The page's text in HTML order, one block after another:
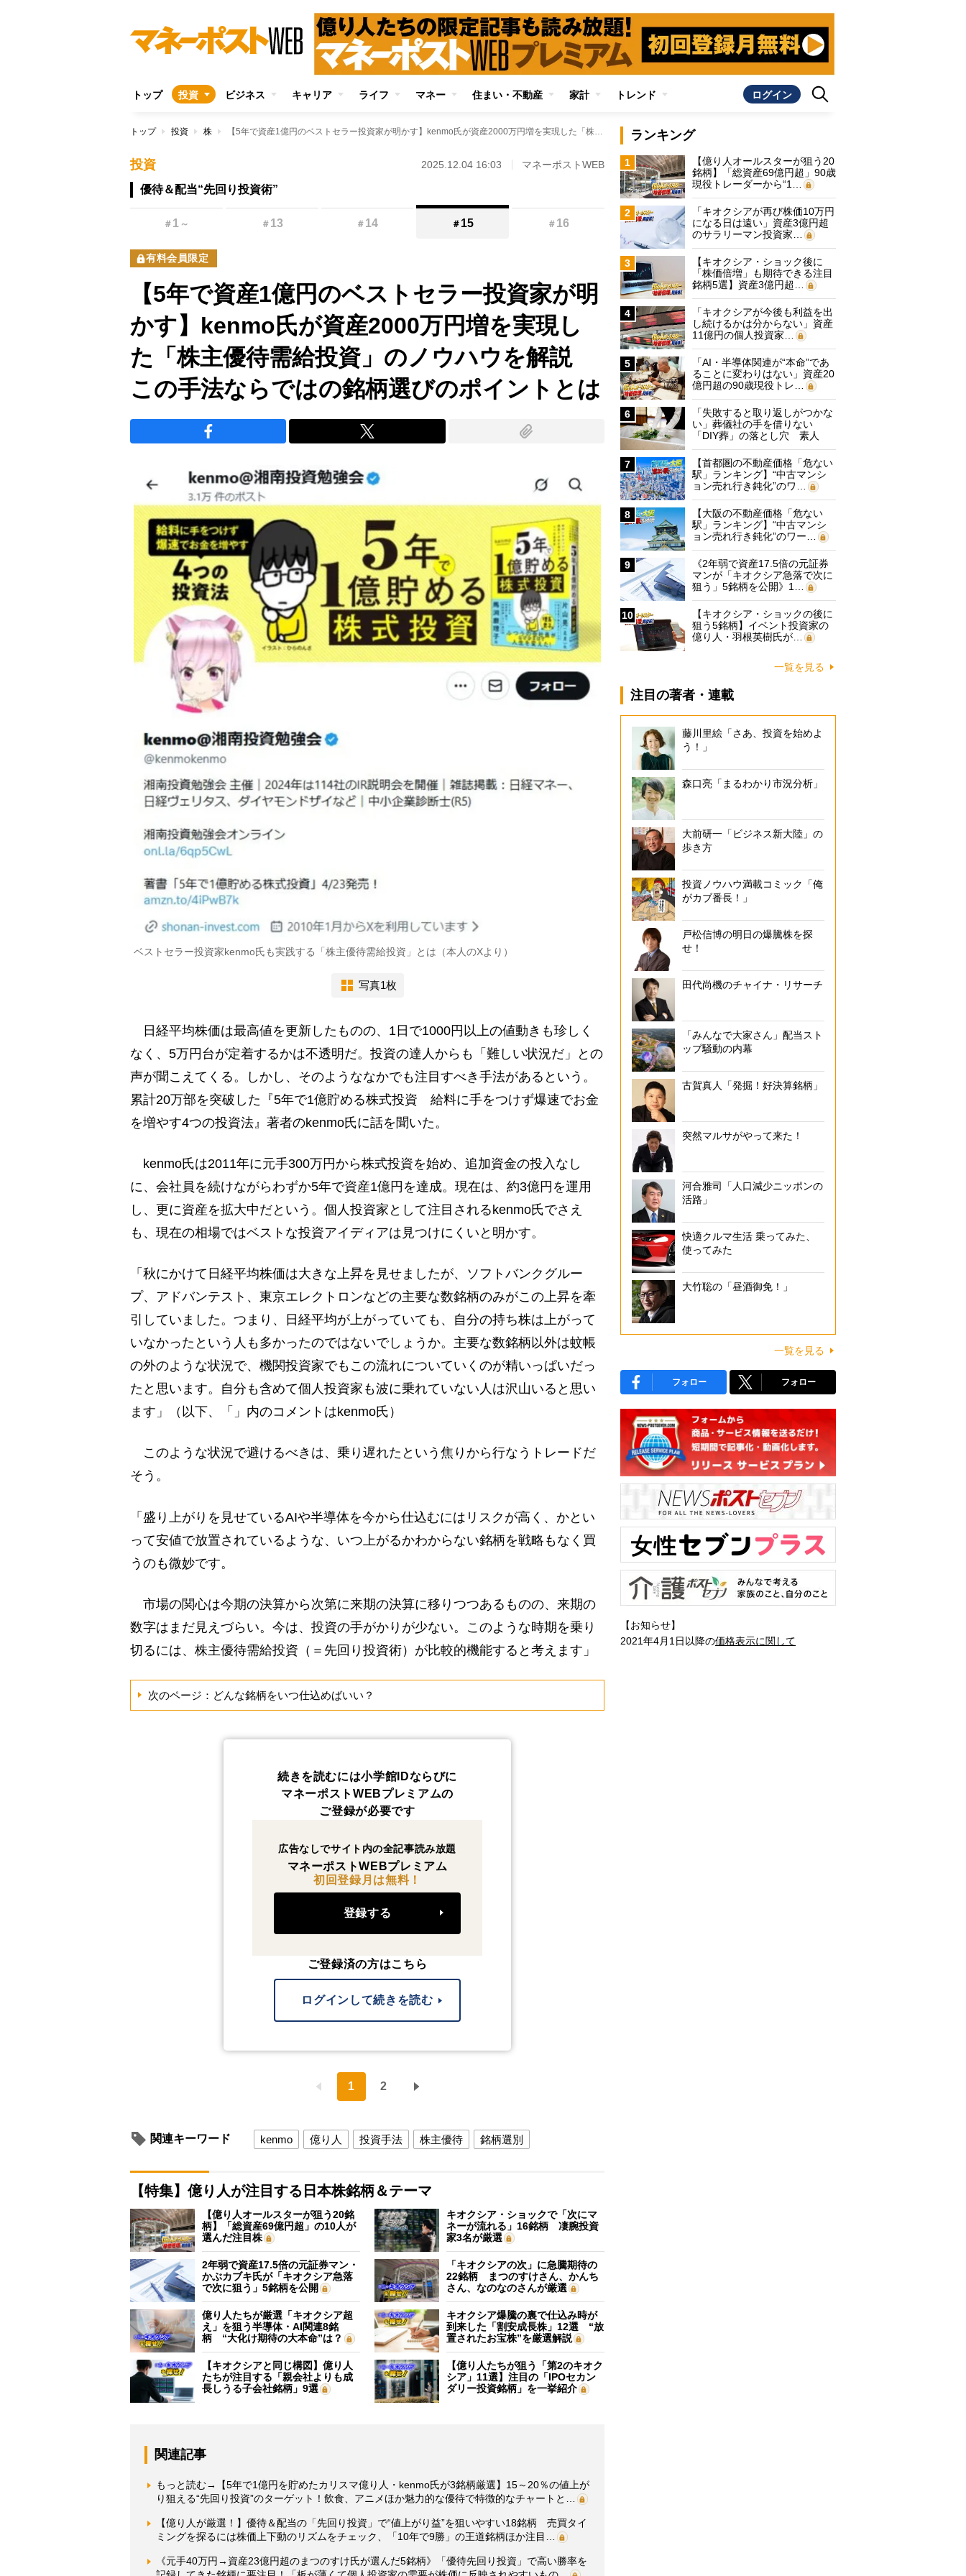
トップ 投資 ビジネス キャリア ライフ マネー 住まい・不動産 家計 トレンド ログイン
トップ 投資 株 【5年で資産1億円のベストセラー投資家が明かす】kenmo氏が資産2000万円増を実現した「株主優待需給投資」のノウハウを解説 この手法ならではの銘柄選びのポイントとは
投資 2025.12.04 16:03 マネーポストWEB
優待＆配当“先回り投資術”
＃ 1 ～ ＃ 13 ＃ 14 ＃ 15 ＃ 16
有料会員限定
【5年で資産1億円のベストセラー投資家が明
かす】kenmo氏が資産2000万円増を実現し
た「株主優待需給投資」のノウハウを解説
この手法ならではの銘柄選びのポイントとは
ベストセラー投資家kenmo氏も実践する「株主優待需給投資」とは（本人のXより）
写真1枚
日経平均株価は最高値を更新したものの、1日で1000円以上の値動きも珍しく
なく、5万円台が定着するかは不透明だ。投資の達人からも「難しい状況だ」との
声が聞こえてくる。しかし、そのようななかでも注目すべき手法があるという。
累計20万部を突破した『5年で1億貯める株式投資 給料に手をつけず爆速でお金
を増やす4つの投資法』著者のkenmo氏に話を聞いた。
kenmo氏は2011年に元手300万円から株式投資を始め、追加資金の投入なし
に、会社員を続けながらわずか5年で資産1億円を達成。現在は、約3億円を運用
し、更に資産を拡大中だという。個人投資家として注目されるkenmo氏でさえ
も、現在の相場ではベストな投資アイディアは見つけにくいと明かす。
「秋にかけて日経平均株価は大きな上昇を見せましたが、ソフトバンクグルー
プ、アドバンテスト、東京エレクトロンなどの主要な数銘柄のみがこの上昇を牽
引していました。つまり、日経平均が上がっていても、自分の持ち株は上がって
いなかったという人も多かったのではないでしょうか。主要な数銘柄以外は蚊帳
の外のような状況で、機関投資家でもこの流れについていくのが精いっぱいだっ
たと思います。自分も含めて個人投資家も波に乗れていない人は沢山いると思い
ます」（以下、「」内のコメントはkenmo氏）
このような状況で避けるべきは、乗り遅れたという焦りから行なうトレードだ
そう。
「盛り上がりを見せているAIや半導体を今から仕込むにはリスクが高く、かとい
って安値で放置されているような、いつ上がるかわからない銘柄を戦略もなく買
うのも微妙です。
市場の関心は今期の決算から次第に来期の決算に移りつつあるものの、来期の
数字はまだ見えづらい。今は、投資の手がかりが少ない。このような時期を乗り
切るには、株主優待需給投資（＝先回り投資術）が比較的機能すると考えます」
次のページ：どんな銘柄をいつ仕込めばいい？
続きを読むには小学館IDならびに
マネーポストWEBプレミアムの
ご登録が必要です
広告なしでサイト内の全記事読み放題
マネーポストWEBプレミアム
初回登録月は無料！
登録する
ご登録済の方はこちら
ログインして続きを読む
1 2
関連キーワード kenmo 億り人 投資手法 株主優待 銘柄選別
【特集】億り人が注目する日本株銘柄＆テーマ
【億り人オールスターが狙う20銘
柄】「総資産69億円超」の10人が
選んだ注目株
キオクシア・ショックで「次にマ
ネーが流れる」16銘柄 凄腕投資
家3名が厳選
2年弱で資産17.5倍の元証券マン・
かぶカブキ氏が「キオクシア急落
で次に狙う」5銘柄を公開
「キオクシアの次」に急騰期待の
22銘柄 まつのすけさん、かんち
さん、なのなのさんが厳選
億り人たちが厳選「キオクシア超
え」を狙う半導体・AI関連8銘
柄 “大化け期待の大本命”は？
キオクシア爆騰の裏で仕込み時が
到来した「割安成長株」12選 “放
置されたお宝株”を厳選解説
【キオクシアと同じ構図】億り人
たちが注目する「親会社よりも成
長しうる子会社銘柄」9選
【億り人たちが狙う「第2のキオク
シア」11選】注目の「IPOセカン
ダリー投資銘柄」を一挙紹介
関連記事
もっと読む→【5年で1億円を貯めたカリスマ億り人・kenmo氏が3銘柄厳選】15～20％の値上が
り狙える“先回り投資”のターゲット！飲食、アニメほか魅力的な優待で特徴的なチャートと…
【億り人が厳選！】優待＆配当の「先回り投資」で“値上がり益”を狙いやすい18銘柄 売買タイ
ミングを探るには株価上下動のリズムをチェック、「10年で9勝」の王道銘柄ほか注目…
《元手40万円→資産23億円超のまつのすけ氏が選んだ5銘柄》「優待先回り投資」で高い勝率を
ランキング
1
【億り人オールスターが狙う20
銘柄】「総資産69億円超」90歳
現役トレーダーから“1…
2
「キオクシアが再び株価10万円
になる日は遠い」資産3億円超
のサラリーマン投資家…
3
【キオクシア・ショック後に
「株価倍増」も期待できる注目
銘柄5選】資産3億円超…
4
「キオクシアが今後も利益を出
し続けるかは分からない」資産
11億円の個人投資家…
5
「AI・半導体関連が“本命”であ
ることに変わりはない」資産20
億円超の90歳現役トレ…
6
「失敗すると取り返しがつかな
い」葬儀社の手を借りない
「DIY葬」の落とし穴 素人
に…
7
【首都圏の不動産価格「危ない
駅」ランキング】“中古マンシ
ョン売れ行き鈍化”のワ…
8
【大阪の不動産価格「危ない
駅」ランキング】“中古マンシ
ョン売れ行き鈍化”のワー…
9
《2年弱で資産17.5倍の元証券
マンが「キオクシア急落で次に
狙う」5銘柄を公開》1…
10
【キオクシア・ショックの後に
狙う5銘柄】イベント投資家の
億り人・羽根英樹氏が…
一覧を見る
注目の著者・連載
藤川里絵「さあ、投資を始めよ
う！」
森口亮「まるわかり市況分析」
大前研一「ビジネス新大陸」の
歩き方
投資ノウハウ満載コミック「俺
がカブ番長！」
戸松信博の明日の爆騰株を探
せ！
田代尚機のチャイナ・リサーチ
「みんなで大家さん」配当スト
ップ騒動の内幕
古賀真人「発掘！好決算銘柄」
突然マルサがやって来た！
河合雅司「人口減少ニッポンの
活路」
快適クルマ生活 乗ってみた、
使ってみた
大竹聡の「昼酒御免！」
一覧を見る
フォロー フォロー
【お知らせ】
2021年4月1日以降の価格表示に関して